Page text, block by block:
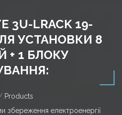
3U-LRACK 19-
УСТАНОВКИ 8
+ 1 БЛОКУ
Products
збереження електроенергії